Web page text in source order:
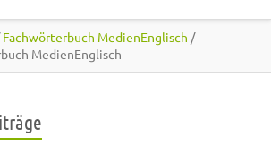
Fachwörterbuch MedienEnglisch /
MedienEnglisch